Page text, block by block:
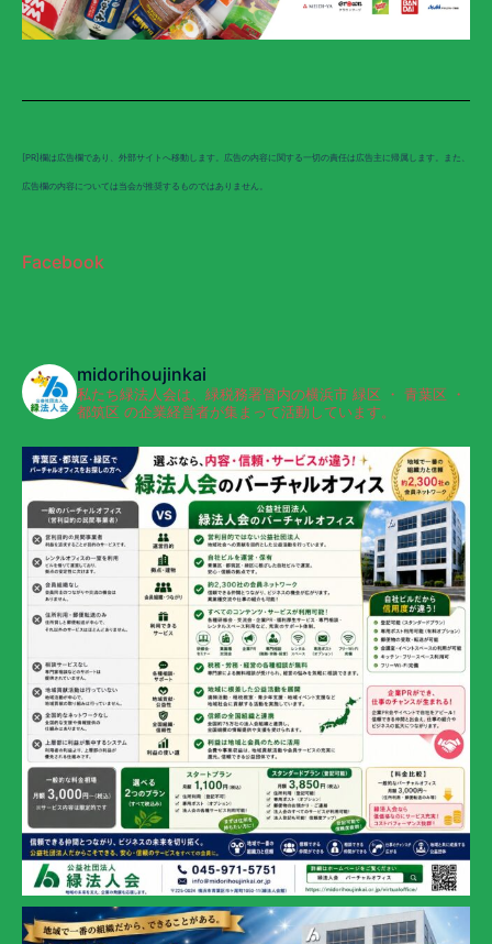
[PR]欄は広告欄であり、外部サイトへ移動します。広告の内容に関する一切の責任は広告主に帰属します。また、
広告欄の内容については当会が推奨するものではありません。
Facebook
midorihoujinkai
私たち緑法人会は、緑税務署管内の横浜市 緑区 ・ 青葉区 ・
都筑区 の企業経営者が集まって活動しています。